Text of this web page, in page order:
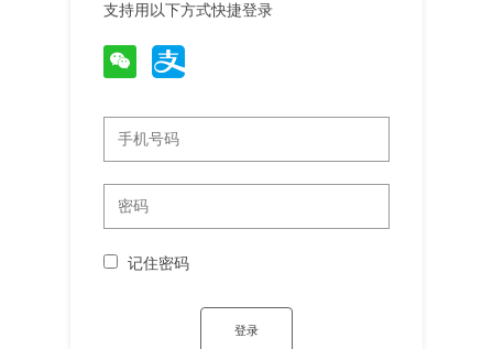
支持用以下方式快捷登录
记住密码